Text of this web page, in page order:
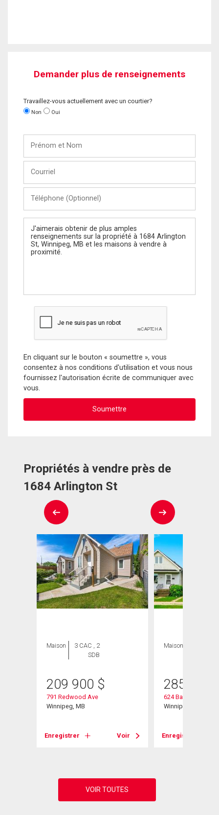
Demander plus de renseignements
Travaillez-vous actuellement avec un courtier?
Non Oui
Nom
(Optionnel)
Message
En cliquant sur le bouton « soumettre », vous
consentez à nos conditions d'utilisation et vous nous
fournissez l'autorisation écrite de communiquer avec
vous.
Propriétés à vendre près de
1684 Arlington St
Maison
3 CAC , 2
SDB
209 900 $
791 Redwood Ave
Winnipeg, MB
Enregistrer Voir
Maison
285 000
624 Bannerman Ave
Winnipeg, MB
Enregistrer